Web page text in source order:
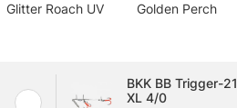
Glitter Roach UV Golden Perch
BKK BB Trigger-
XL 4/0